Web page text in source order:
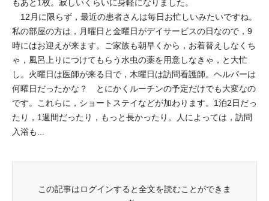
もあと1枚。寂しいくらいに身軽になりました。
12月に限らず，最近の患者さんは毎日お忙しいみたいですね。
私の部屋の方は，月曜日と金曜日がデイサービスの日なので，9
時にはお迎えが来ます。ご家族も朝早くから，お着替えしなくち
ゃ，風呂上りにつけてもらう水虫の薬を用意しなきゃ，と大忙
し。火曜日は医師が来る日で，木曜日は訪問看護師。ヘルパーは
何曜日だったかな？ とにかくルーチンの予定だけでも大変なの
です。これらに，ショートステイなどが加わります。1泊2日だっ
たり，1週間だったり，もっと長かったり。人によっては，訪問
入浴も...
この記事はログインすると全文を読むことができま